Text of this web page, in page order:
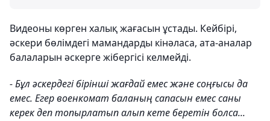
Видеоны көрген халық жағасын ұстады. Кейбірі,
әскери бөлімдегі мамандарды кінәласа, ата-аналар
балаларын әскерге жібергісі келмейді.
- Бұл әскердегі бірінші жағдай емес және соңғысы да
емес. Егер военкомат баланың сапасын емес саны
керек деп топырлатып алып кете беретін болса...